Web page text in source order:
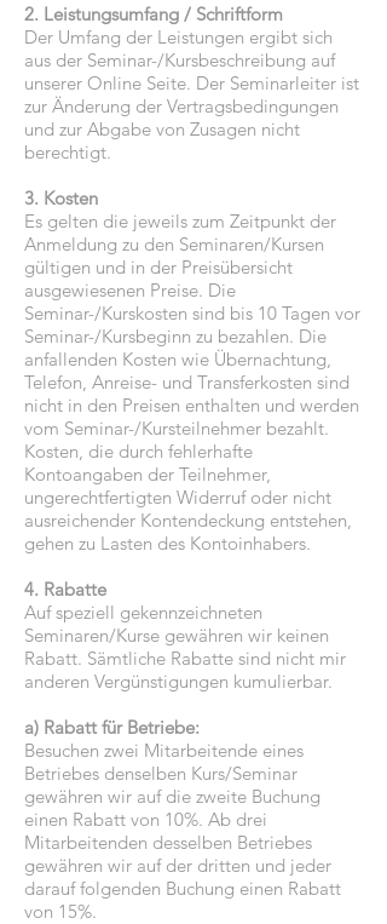
2. Leistungsumfang / Schriftform
Der Umfang der Leistungen ergibt sich
aus der Seminar-/Kursbeschreibung auf
unserer Online Seite. Der Seminarleiter ist
zur Änderung der Vertragsbedingungen
und zur Abgabe von Zusagen nicht
berechtigt.
3. Kosten
Es gelten die jeweils zum Zeitpunkt der
Anmeldung zu den Seminaren/Kursen
gültigen und in der Preisübersicht
ausgewiesenen Preise. Die
Seminar-/Kurskosten sind bis 10 Tagen vor
Seminar-/Kursbeginn zu bezahlen. Die
anfallenden Kosten wie Übernachtung,
Telefon, Anreise- und Transferkosten sind
nicht in den Preisen enthalten und werden
vom Seminar-/Kursteilnehmer bezahlt.
Kosten, die durch fehlerhafte
Kontoangaben der Teilnehmer,
ungerechtfertigten Widerruf oder nicht
ausreichender Kontendeckung entstehen,
gehen zu Lasten des Kontoinhabers.
4. Rabatte
Auf speziell gekennzeichneten
Seminaren/Kurse gewähren wir keinen
Rabatt. Sämtliche Rabatte sind nicht mir
anderen Vergünstigungen kumulierbar.
a) Rabatt für Betriebe:
Besuchen zwei Mitarbeitende eines
Betriebes denselben Kurs/Seminar
gewähren wir auf die zweite Buchung
einen Rabatt von 10%. Ab drei
Mitarbeitenden desselben Betriebes
gewähren wir auf der dritten und jeder
darauf folgenden Buchung einen Rabatt
von 15%.